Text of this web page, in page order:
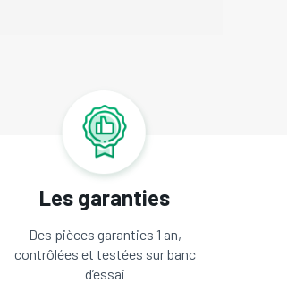
Les garanties
Des pièces garanties 1 an,
contrôlées et testées sur banc
d’essai